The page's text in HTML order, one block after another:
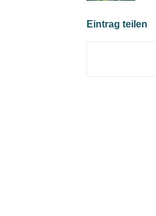
Eintrag teilen